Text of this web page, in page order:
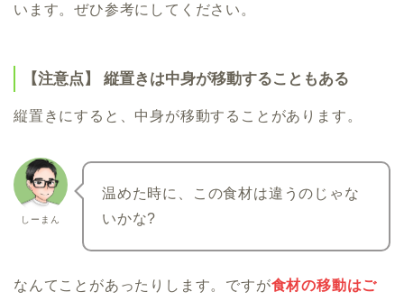
います。ぜひ参考にしてください。
【注意点】 縦置きは中身が移動することもある
縦置きにすると、中身が移動することがあります。
しーまん
温めた時に、この食材は違うのじゃな
いかな?
なんてことがあったりします。ですが食材の移動はご